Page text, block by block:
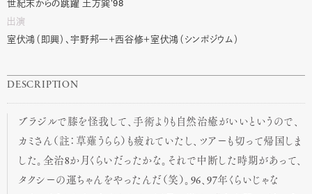
出演
室伏鴻（即興）、宇野邦一＋西谷修＋室伏鴻（シンポジウム）
DESCRIPTION
ブラジルで膝を怪我して、手術よりも自然治癒がいいというので、
カミさん（註：草薙うらら）も疲れていたし、ツアーも切って帰国しま
した。全治8か月くらいだったかな。それで中断した時期があって、
タクシーの運ちゃんをやったんだ（笑）。96、97年くらいじゃな